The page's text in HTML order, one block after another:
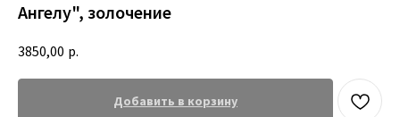
Ангелу", золочение
3850,00 р.
Добавить в корзину